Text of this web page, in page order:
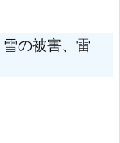
の被害、雷